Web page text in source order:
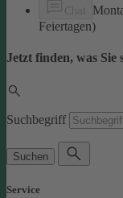
Feiertagen)
Jetzt finden, was Sie
Suchbegriff
Suchen
Service